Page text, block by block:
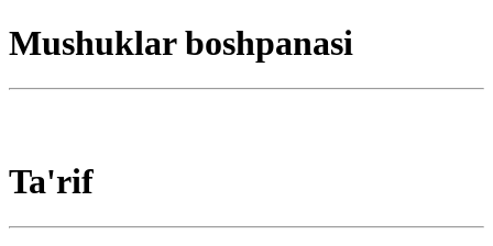
Mushuklar boshpanasi
Ta'rif